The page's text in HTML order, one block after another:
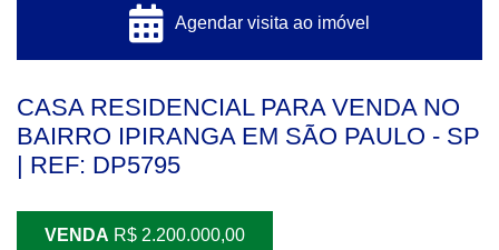
Agendar visita ao imóvel
CASA RESIDENCIAL PARA VENDA NO
BAIRRO IPIRANGA EM SÃO PAULO - SP
| REF: DP5795
VENDA R$ 2.200.000,00